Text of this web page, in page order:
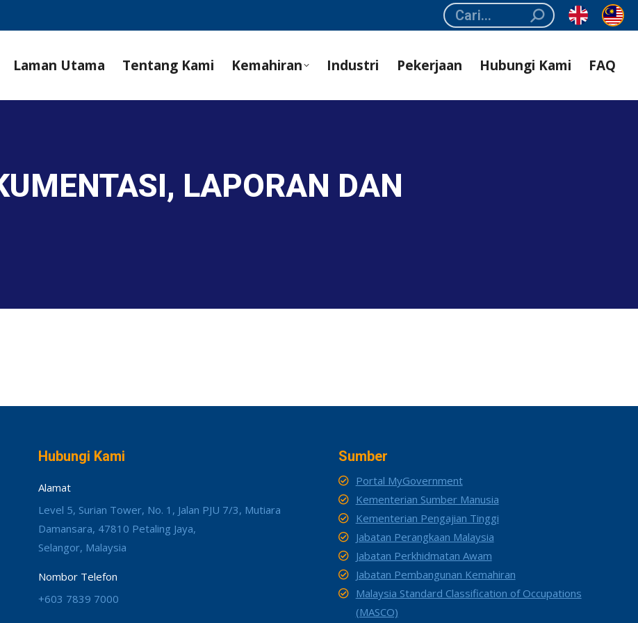
Search:
Laman Utama Tentang Kami Kemahiran Industri Pekerjaan Hubungi Kami FAQ
LAPORAN DAN
Hubungi Kami
Alamat
Level 5, Surian Tower, No. 1, Jalan PJU 7/3, Mutiara
Damansara, 47810 Petaling Jaya,
Selangor, Malaysia
Nombor Telefon
+603 7839 7000
Sumber
Portal MyGovernment
Kementerian Sumber Manusia
Kementerian Pengajian Tinggi
Jabatan Perangkaan Malaysia
Jabatan Perkhidmatan Awam
Jabatan Pembangunan Kemahiran
Malaysia Standard Classification of Occupations
(MASCO)